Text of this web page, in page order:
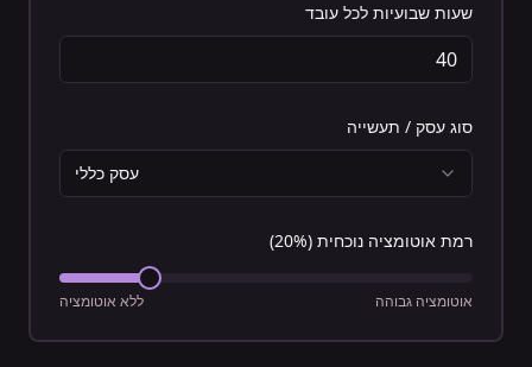
שעות שבועיות לכל עובד
סוג עסק / תעשייה
עסק כללי
רמת אוטומציה נוכחית (
20%)
אוטומציה גבוהה ללא אוטומציה